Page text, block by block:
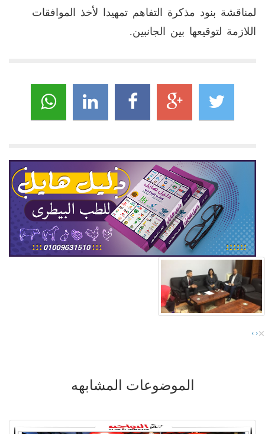
لمناقشة بنود مذكرة التفاهم تمهيدا لأخذ الموافقات
اللازمة لتوقيعها بين الجانبين.
‹
› ×
الموضوعات المشابهه